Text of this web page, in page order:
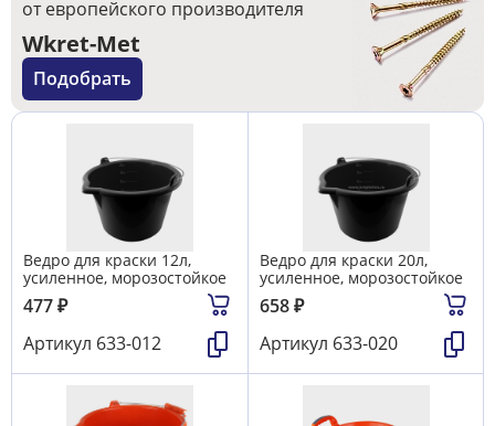
от европейского производителя
Wkret-Met
Подобрать
Ведро для краски 12л,
усиленное, морозостойкое
477₽
Артикул 633-012
Ведро для краски 20л,
усиленное, морозостойкое
658₽
Артикул 633-020